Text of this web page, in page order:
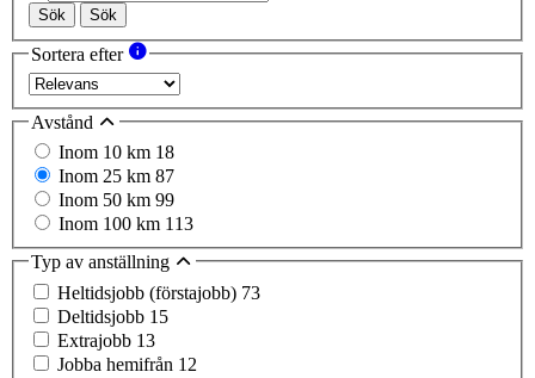
Sök Sök
Sortera efter
Avstånd
Inom 10 km 18
Inom 25 km 87
Inom 50 km 99
Inom 100 km 113
Typ av anställning
Heltidsjobb (förstajobb) 73
Deltidsjobb 15
Extrajobb 13
Jobba hemifrån 12